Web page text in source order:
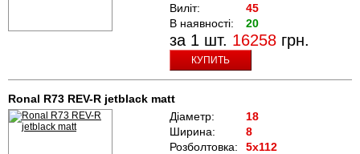
Виліт:
45
В наявності:
20
за 1 шт. 16258 грн.
КУПИТЬ
Ronal R73 REV-R jetblack matt
Діаметр:
18
Ширина:
8
Розболтовка:
5x112